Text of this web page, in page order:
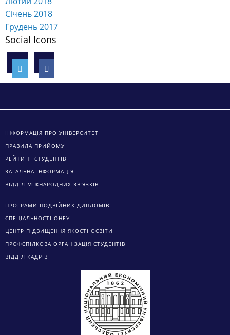
Січень 2018
Грудень 2017
Social Icons
ІНФОРМАЦІЯ ПРО УНІВЕРСИТЕТ
ПРАВИЛА ПРИЙОМУ
РЕЙТИНГ СТУДЕНТІВ
ЗАГАЛЬНА ІНФОРМАЦІЯ
ВІДДІЛ МІЖНАРОДНИХ ЗВ’ЯЗКІВ
ПРОГРАМИ ПОДВІЙНИХ ДИПЛОМІВ
СПЕЦІАЛЬНОСТІ ОНЕУ
ЦЕНТР ПІДВИЩЕННЯ ЯКОСТІ ОСВІТИ
ПРОФСПІЛКОВА ОРГАНІЗАЦІЯ СТУДЕНТІВ
ВІДДІЛ КАДРІВ